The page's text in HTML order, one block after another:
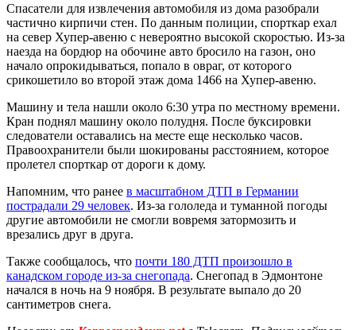
Спасатели для извлечения автомобиля из дома разобрали
частично кирпичи стен. По данным полиции, спорткар ехал
на север Хупер-авеню с невероятно высокой скоростью. Из-за
наезда на бордюр на обочине авто бросило на газон, оно
начало опрокидываться, попало в овраг, от которого
срикошетило во второй этаж дома 1466 на Хупер-авеню.
Машину и тела нашли около 6:30 утра по местному времени.
Кран поднял машину около полудня. После буксировки
следователи оставались на месте еще несколько часов.
Правоохранители были шокированы расстоянием, которое
пролетел спорткар от дороги к дому.
Напомним, что ранее в масштабном ДТП в Германии
пострадали 29 человек. Из-за гололеда и туманной погоды
другие автомобили не смогли вовремя затормозить и
врезались друг в друга.
Также сообщалось, что почти 180 ДТП произошло в
канадском городе из-за снегопада. Снегопад в Эдмонтоне
начался в ночь на 9 ноября. В результате выпало до 20
сантиметров снега.